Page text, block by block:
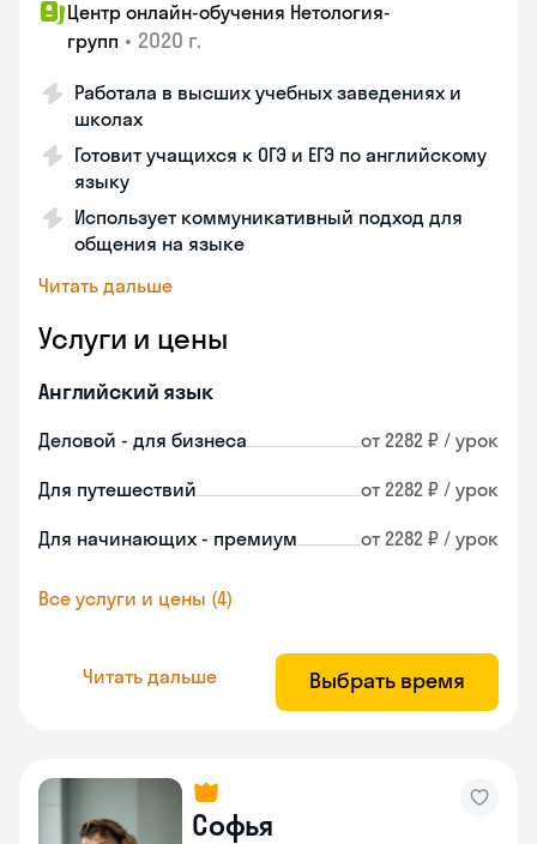
Центр онлайн-обучения Нетология-
групп • 2020 г.
Работала в высших учебных заведениях и
школах
Готовит учащихся к ОГЭ и ЕГЭ по английскому
языку
Использует коммуникативный подход для
общения на языке
Читать дальше
Услуги и цены
Английский язык
Деловой - для бизнеса от 2282 ₽ / урок
Для путешествий от 2282 ₽ / урок
Для начинающих - премиум от 2282 ₽ / урок
Все услуги и цены (4)
Читать дальше Выбрать время
Софья